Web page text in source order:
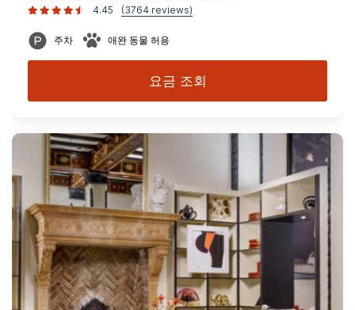
4.45
(3764 reviews)
주차 애완 동물 허용
요금 조회